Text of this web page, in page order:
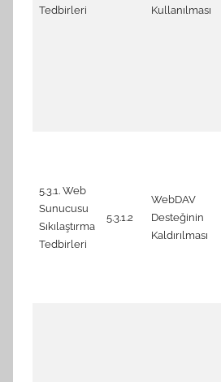
Tedbirleri
Kullanılması
5.3.1. Web
Sunucusu
Sıkılaştırma
Tedbirleri
5.3.1.2
WebDAV
Desteğinin
Kaldırılması